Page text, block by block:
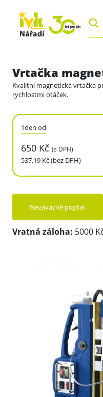
Vrtačka
Kvalitní magnetická vrtačka
rychlostmi otáček.
1den od
650 Kč(s DPH)
537.19 Kč (bez DPH)
Nezávazně poptat
Vratná záloha: 5000